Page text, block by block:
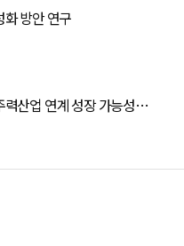
을 위한 오픈소스 활성화 방안 연구
산업 연계 성장 가능성